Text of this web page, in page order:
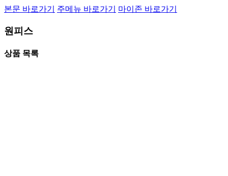
본문 바로가기 주메뉴 바로가기 마이존 바로가기
원피스
상품 목록